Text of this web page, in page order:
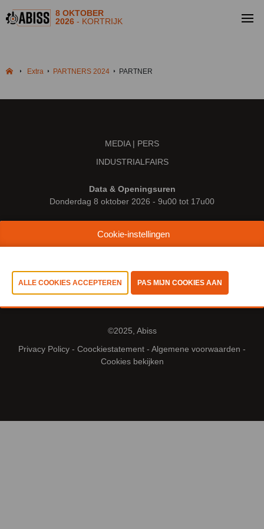
8 OKTOBER
2026- KORTRIJK
Extra PARTNERS 2024 PARTNER
MEDIA | PERS
INDUSTRIALFAIRS
Data & Openingsuren
Donderdag 8 oktober 2026 - 9u00 tot 17u00
Kortrijk Xpo
©2025, Abiss
Privacy Policy - Coockiestatement - Algemene voorwaarden -
Cookies bekijken
Cookie-instellingen